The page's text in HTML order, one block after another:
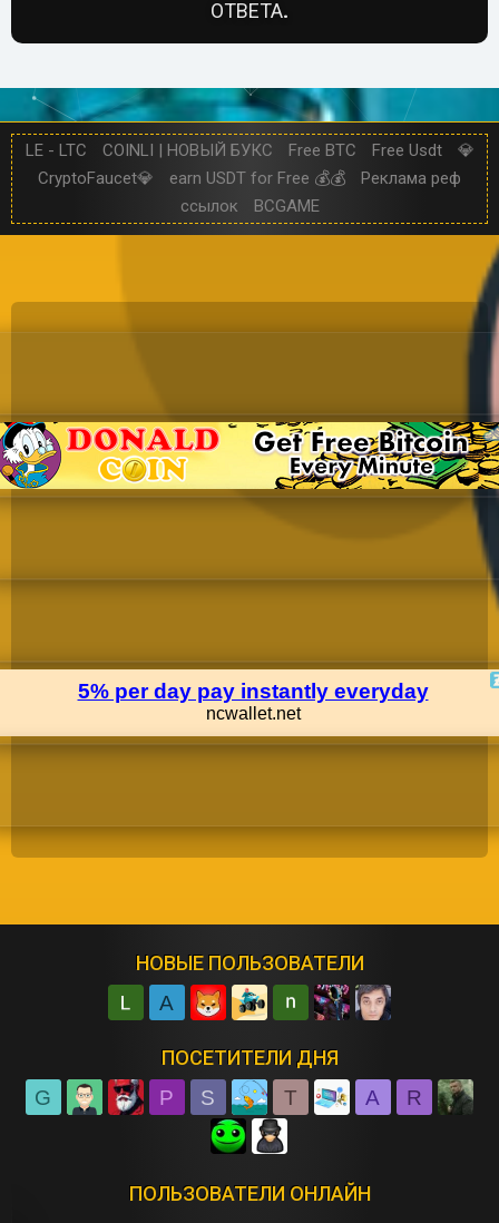
ОТВЕТА.
LE - LTC COINLI | НОВЫЙ БУКС Free BTC Free Usdt
💎
CryptoFaucet💎
earn USDT for Free 💰💰
Реклама реф
ссылок
BCGAME
НОВЫЕ ПОЛЬЗОВАТЕЛИ
A
ПОСЕТИТЕЛИ ДНЯ
G P S T A R
ПОЛЬЗОВАТЕЛИ ОНЛАЙН